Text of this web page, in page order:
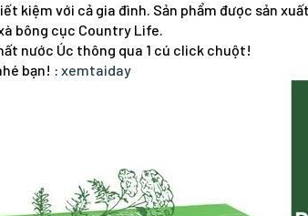
kiệm với cả gia đình. Sản phẩm được sản
bông cục Country Life.
nước Úc thông qua 1 cú click chuột!
bạn! :xemtaiday